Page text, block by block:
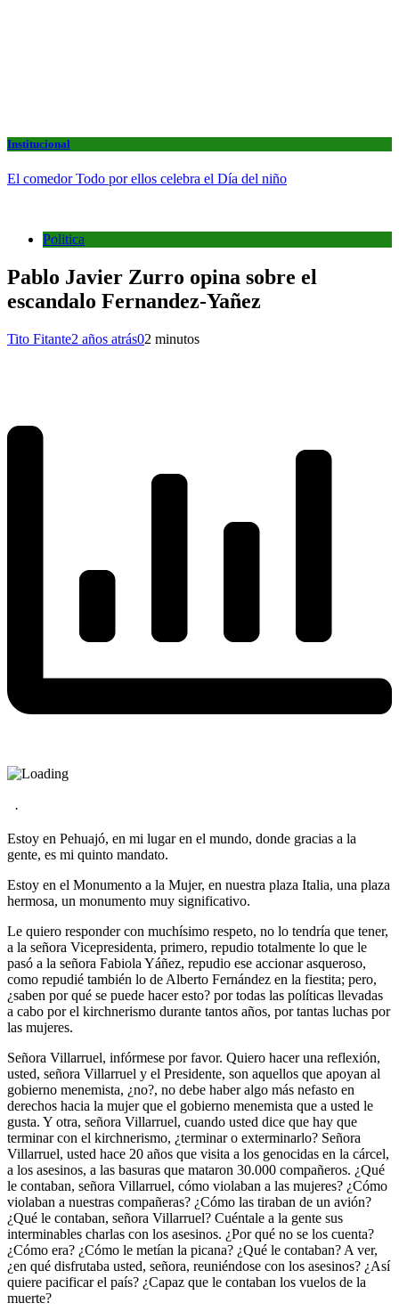
Institucional
El comedor Todo por ellos celebra el Día del niño
Politica
Pablo Javier Zurro opina sobre el
escandalo Fernandez-Yañez
Tito Fitante2 años atrás02 minutos
·
Estoy en Pehuajó, en mi lugar en el mundo, donde gracias a la
gente, es mi quinto mandato.
Estoy en el Monumento a la Mujer, en nuestra plaza Italia, una plaza
hermosa, un monumento muy significativo.
Le quiero responder con muchísimo respeto, no lo tendría que tener,
a la señora Vicepresidenta, primero, repudio totalmente lo que le
pasó a la señora Fabiola Yáñez, repudio ese accionar asqueroso,
como repudié también lo de Alberto Fernández en la fiestita; pero,
¿saben por qué se puede hacer esto? por todas las políticas llevadas
a cabo por el kirchnerismo durante tantos años, por tantas luchas por
las mujeres.
Señora Villarruel, infórmese por favor. Quiero hacer una reflexión,
usted, señora Villarruel y el Presidente, son aquellos que apoyan al
gobierno menemista, ¿no?, no debe haber algo más nefasto en
derechos hacia la mujer que el gobierno menemista que a usted le
gusta. Y otra, señora Villarruel, cuando usted dice que hay que
terminar con el kirchnerismo, ¿terminar o exterminarlo? Señora
Villarruel, usted hace 20 años que visita a los genocidas en la cárcel,
a los asesinos, a las basuras que mataron 30.000 compañeros. ¿Qué
le contaban, señora Villarruel, cómo violaban a las mujeres? ¿Cómo
violaban a nuestras compañeras? ¿Cómo las tiraban de un avión?
¿Qué le contaban, señora Villarruel? Cuéntale a la gente sus
interminables charlas con los asesinos. ¿Por qué no se los cuenta?
¿Cómo era? ¿Cómo le metían la picana? ¿Qué le contaban? A ver,
¿en qué disfrutaba usted, señora, reuniéndose con los asesinos? ¿Así
quiere pacificar el país? ¿Capaz que le contaban los vuelos de la
muerte?